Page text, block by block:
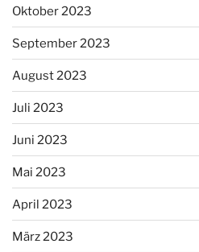
Oktober 2023
September 2023
August 2023
Juli 2023
Juni 2023
Mai 2023
April 2023
März 2023